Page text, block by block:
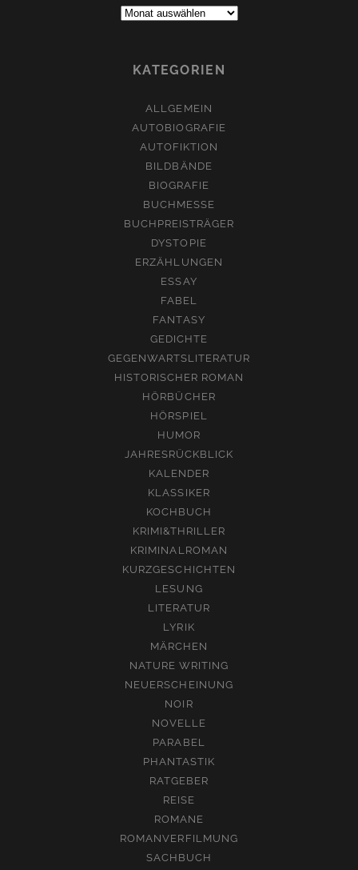
Archive:
KATEGORIEN
ALLGEMEIN
AUTOBIOGRAFIE
AUTOFIKTION
BILDBÄNDE
BIOGRAFIE
BUCHMESSE
BUCHPREISTRÄGER
DYSTOPIE
ERZÄHLUNGEN
ESSAY
FABEL
FANTASY
GEDICHTE
GEGENWARTSLITERATUR
HISTORISCHER ROMAN
HÖRBÜCHER
HÖRSPIEL
HUMOR
JAHRESRÜCKBLICK
KALENDER
KLASSIKER
KOCHBUCH
KRIMI&THRILLER
KRIMINALROMAN
KURZGESCHICHTEN
LESUNG
LITERATUR
LYRIK
MÄRCHEN
NATURE WRITING
NEUERSCHEINUNG
NOIR
NOVELLE
PARABEL
PHANTASTIK
RATGEBER
REISE
ROMANE
ROMANVERFILMUNG
SACHBUCH